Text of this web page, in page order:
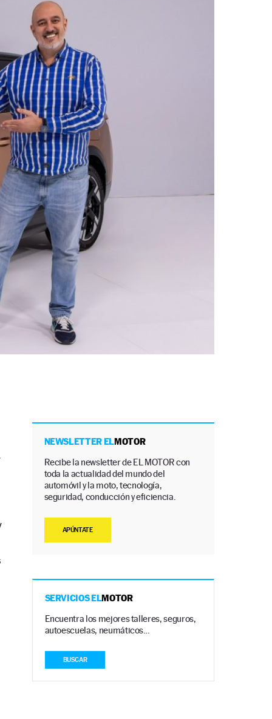
NEWSLETTER ELMOTOR
Recibe la newsletter de EL MOTOR con
toda la actualidad del mundo del
automóvil y la moto, tecnología,
seguridad, conducción y eficiencia.
APÚNTATE
SERVICIOS ELMOTOR
Encuentra los mejores talleres, seguros,
autoescuelas, neumáticos…
BUSCAR